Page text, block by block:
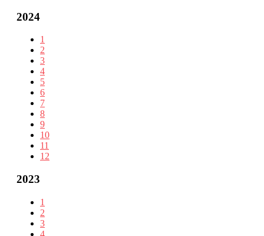
2024
1
2
3
4
5
6
7
8
9
10
11
12
2023
1
2
3
4